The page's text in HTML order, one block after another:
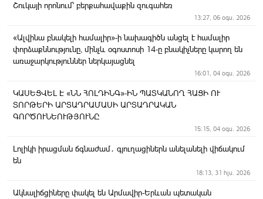
Շուկայի որոնում՝ բերքահավաքին զուգահեռ
13:27, 06 օգս. 2026
«Ալվինա բնակելի համալիր»-ի նախագիծն անցել է համալիր
փորձաքննությունը, մինչև օգոստոսի 14-ը բնակիչները կարող են
առաջարկություններ ներկայացնել
16:01, 04 օգս. 2026
ԿԱՍԵՑՎԵԼ Է «ՆՆ ՀՈԼԴԻՆԳ»-ԻՆ ՊԱՏԿԱՆՈՂ ՀԱՑԻ ՈՒ
ՏՈՐԹԵՐԻ ԱՐՏԱԴՐԱՄԱՍԻ ԱՐՏԱԴՐԱԿԱՆ
ԳՈՐԾՈՒՆԵՈՒԹՅՈՒՆԸ
15:15, 04 օգս. 2026
Լոլիկի իրացման ճգնաժամ․ գյուղացիներն անելանելի վիճակում
են
18:13, 31 հլս. 2026
Ակնալիճցիները փակել են Արմավիր-Երևան պետական